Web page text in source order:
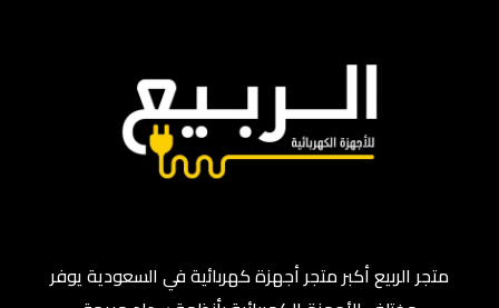
متجر الربيع أكبر متجر أجهزة كهربائية في السعودية يوفر